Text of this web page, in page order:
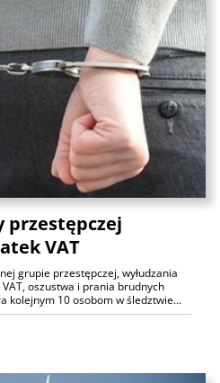
przestępczej
VAT
grupie przestępczej, wyłudzania
oszustwa i prania brudnych
kolejnym 10 osobom w śledztwie…